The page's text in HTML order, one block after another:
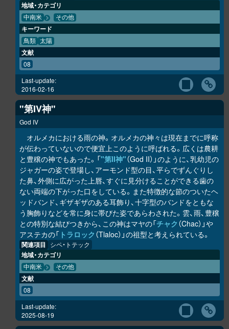
地域・カテゴリ
中南米 その他
キーワード
鳥類 太陽
文献
08
Last-update:
2016-02-16
"第IV神"
God IV
オルメカにおける雨の神。オルメカの神々は現在までに呼称
が伝わっていないので便宜上このように呼ばれる。広くは農耕
と豊穣の神でもあった。「"第II神"（God II）」のように、乳幼児の
ジャガーの姿で登場し、アーモンド型の目、平らでずんぐりし
た鼻、外側に広がった上唇、すぐに見分けることができる歯の
ない両端の下がった口をしている。また特徴的な節のついたヘ
ッドバンド、ギザギザのある耳飾り、十字型のバンドをともな
う胸飾りなどを常に身に帯びた姿であらわされた。雲、雨、豊穣
との特別な結びつきから、この神はマヤの「チャク （Chac）」や
アステカの「 トラロック （Tlaloc）」の祖型と考えられている。
関連項目 シペ・トテック
地域・カテゴリ
中南米 その他
文献
08
Last-update:
2025-08-19